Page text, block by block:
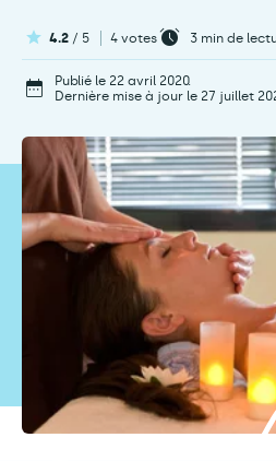
4.2 / 5 4 votes 3 min de
Publié le 22 avril 2020.
Dernière mise à jour le 27 juillet